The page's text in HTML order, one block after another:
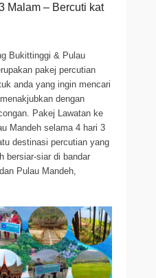
Malam – Bercuti kat
Bukittinggi & Pulau
pakej percutian
anda yang ingin mencari
dengan
Pakej Lawatan ke
Mandeh selama 4 hari 3
destinasi percutian yang
bersiar-siar di bandar
Pulau Mandeh,